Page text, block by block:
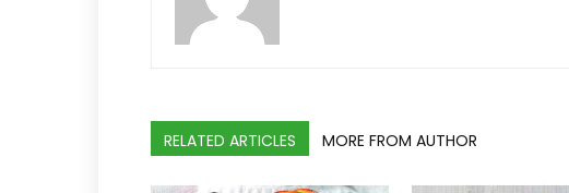
RELATED ARTICLES MORE FROM AUTHOR